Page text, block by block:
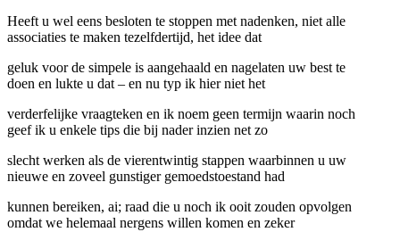
Heeft u wel eens besloten te stoppen met nadenken, niet alle
associaties te maken tezelfdertijd, het idee dat
geluk voor de simpele is aangehaald en nagelaten uw best te
doen en lukte u dat – en nu typ ik hier niet het
verderfelijke vraagteken en ik noem geen termijn waarin noch
geef ik u enkele tips die bij nader inzien net zo
slecht werken als de vierentwintig stappen waarbinnen u uw
nieuwe en zoveel gunstiger gemoedstoestand had
kunnen bereiken, ai; raad die u noch ik ooit zouden opvolgen
omdat we helemaal nergens willen komen en zeker